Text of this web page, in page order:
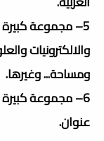
5– مجموعة كبيرة
والالكترونيات
ومساحة... وغيرها.
6– مجموعة
عنوان.